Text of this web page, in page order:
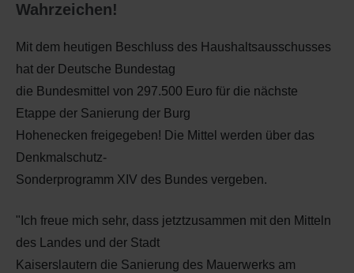
Wahrzeichen!
Mit dem heutigen Beschluss des Haushaltsausschusses
hat der Deutsche Bundestag
die Bundesmittel von 297.500 Euro für die nächste
Etappe der Sanierung der Burg
Hohenecken freigegeben! Die Mittel werden über das
Denkmalschutz-
Sonderprogramm XIV des Bundes vergeben.
"Ich freue mich sehr, dass jetztzusammen mit den Mitteln
des Landes und der Stadt
Kaiserslautern die Sanierung des Mauerwerks am